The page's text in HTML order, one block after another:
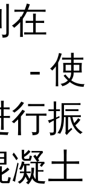
在
- 使
行振
凝土